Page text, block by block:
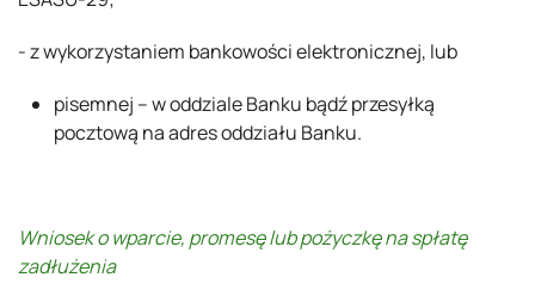
- z wykorzystaniem bankowości elektronicznej, lub
pisemnej – w oddziale Banku bądź przesyłką
pocztową na adres oddziału Banku.
Wniosek o wparcie, promesę lub pożyczkę na spłatę
zadłużenia